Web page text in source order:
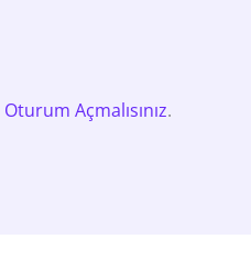
Oturum Açmalısınız.